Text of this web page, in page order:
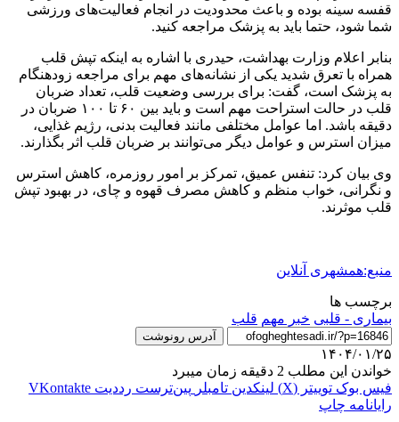
قفسه‌ سینه بوده و باعث محدودیت در انجام فعالیت‌های ورزشی
شما ‌شود، حتما باید به پزشک مراجعه کنید.
بنابر اعلام وزارت بهداشت، حیدری با اشاره به اینکه تپش قلب
همراه با تعرق شدید یکی از نشانه‌های مهم برای مراجعه زودهنگام
به پزشک است، گفت: برای بررسی وضعیت قلب، تعداد ضربان
قلب در حالت استراحت مهم است و باید بین ۶۰ تا ۱۰۰ ضربان در
دقیقه باشد. اما عوامل مختلفی مانند فعالیت بدنی، رژیم غذایی،
میزان استرس و عوامل دیگر می‌توانند بر ضربان قلب اثر بگذارند.
وی بیان کرد: تنفس عمیق، تمرکز بر امور روزمره، کاهش استرس
و نگرانی، خواب منظم و کاهش مصرف قهوه و چای، در بهبود تپش
قلب موثرند.
منبع:همشهری آنلاین
برچسب ها
بیماری - قلبی خبر مهم قلب
آدرس رونوشت
۱۴۰۴/۰۱/۲۵
خواندن این مطلب 2 دقیقه زمان میبرد
فیس بوک توییتر (X) لینکدین ‫تامبلر ‫پین‌ترست ‫رددیت ‫VKontakte
رایانامه چاپ